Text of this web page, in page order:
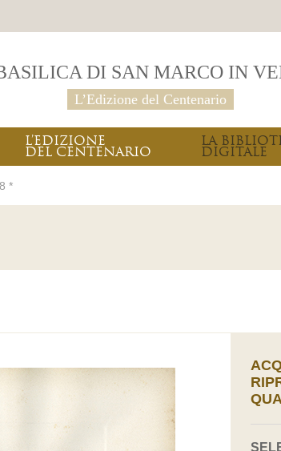
DI SAN MARCO IN
L’Edizione del Centenario
L’EDIZIONE
DEL CENTENARIO
LA
DIGITALE
*